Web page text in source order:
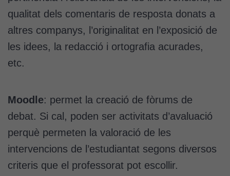
qualitat dels comentaris de resposta donats a
altres companys, l’originalitat en l’exposició de
les idees, la redacció i ortografia acurades,
etc.
Moodle: permet la creació de fòrums de
debat. Si cal, poden ser activitats d’avaluació
perquè permeten la valoració de les
intervencions de l’estudiantat segons diversos
criteris que el professorat pot escollir.
Cookies
d'experiència
Per tal que el
nostre lloc web
la vostra visita.
aquestes
cookies,
algunes
funcionalitats
desapareixeran